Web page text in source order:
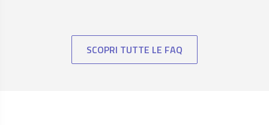
SCOPRI TUTTE LE FAQ